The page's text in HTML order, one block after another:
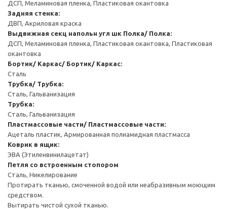
ДСП, Меламиновая пленка, Пластиковая окантовка
Задняя стенка:
ДВП, Акриловая краска
Выдвижная секц напольн угл шк Полка/ Полка:
ДСП, Меламиновая пленка, Пластиковая окантовка, Пластиковая
окантовка
Бортик/ Каркас/ Бортик/ Каркас:
Сталь
Трубка/ Трубка:
Сталь, Гальванизация
Трубка:
Сталь, Гальванизация
Пластмассовые части/ Пластмассовые части:
Ацеталь пластик, Армированная полиамидная пластмасса
Коврик в ящик:
ЭВА (Этиленвинилацетат)
Петля со встроенным стопором
Сталь, Никелирование
Протирать тканью, смоченной водой или неабразивным моющим
средством.
Вытирать чистой сухой тканью.